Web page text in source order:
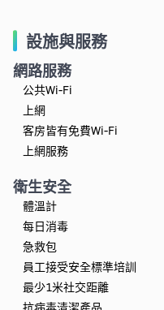
設施與服務
網路服務
公共Wi-Fi
上網
客房皆有免費Wi-Fi
上網服務
衛生安全
體溫計
每日消毒
急救包
員工接受安全標準培訓
最少1米社交距離